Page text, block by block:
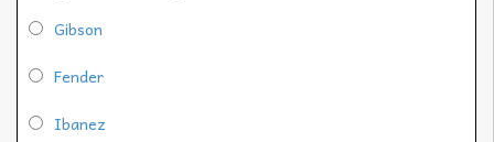
Gibson
Fender
Ibanez